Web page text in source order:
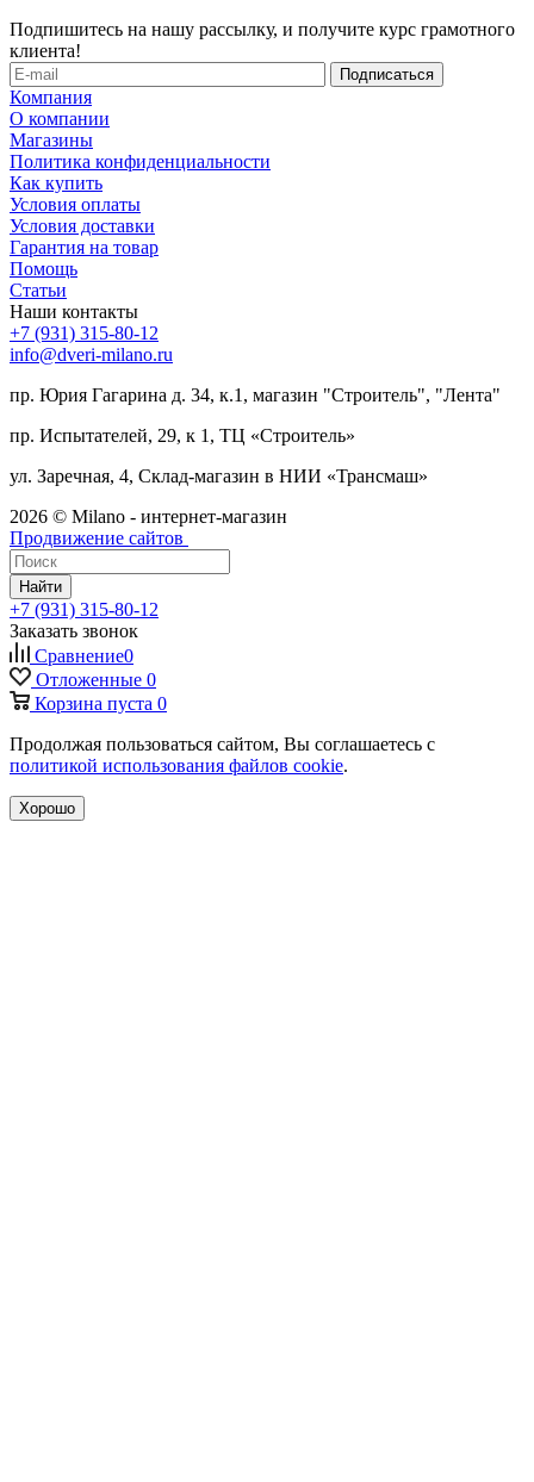
Подпишитесь на нашу рассылку, и получите курс грамотного
клиента!
Компания
О компании
Магазины
Политика конфиденциальности
Как купить
Условия оплаты
Условия доставки
Гарантия на товар
Помощь
Статьи
Наши контакты
+7 (931) 315-80-12
info@dveri-milano.ru
пр. Юрия Гагарина д. 34, к.1, магазин "Строитель", "Лента"
пр. Испытателей, 29, к 1, ТЦ «Строитель»
ул. Заречная, 4, Склад-магазин в НИИ «Трансмаш»
2026 © Milano - интернет-магазин
Продвижение сайтов
Найти
+7 (931) 315-80-12
Заказать звонок
Сравнение0
Отложенные 0
Корзина пуста 0
Продолжая пользоваться сайтом, Вы соглашаетесь с
политикой использования файлов cookie.
Хорошо